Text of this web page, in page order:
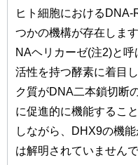
ヒト細胞におけるDNA-
つかの機構が存在しま
NAヘリカーゼ(注2)と
活性を持つ酵素に着目
ク質がDNA二本鎖切断
に促進的に機能するこ
しながら、DHX9の機
は解明されていませんで